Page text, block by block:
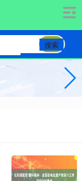
搜索